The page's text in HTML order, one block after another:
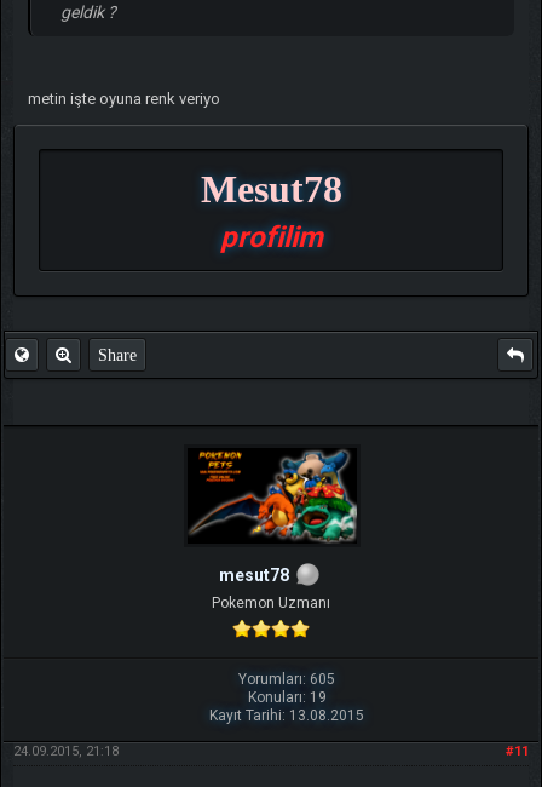
geldik ?
metin işte oyuna renk veriyo
Mesut78
profilim
Share
mesut78
Pokemon Uzmanı
Yorumları: 605
Konuları: 19
Kayıt Tarihi: 13.08.2015
#11
24.09.2015, 21:18